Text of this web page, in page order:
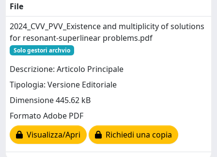
File
2024_CVV_PVV_Existence and multiplicity of solutions
for resonant-superlinear problems.pdf
Solo gestori archvio
Descrizione: Articolo Principale
Tipologia: Versione Editoriale
Dimensione 445.62 kB
Formato Adobe PDF
Visualizza/Apri
Richiedi una copia